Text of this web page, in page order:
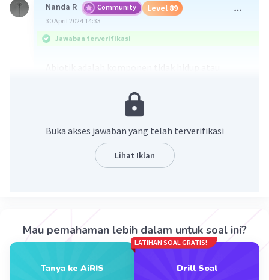
Nanda R Community Level 89
30 April 2024 14:33
Jawaban terverifikasi
kimia) atau benda mati (tidak bernyawa).
Beri Rating
Iklan
Level 58
Beri Rating·0.0(0) Balas
Buka akses jawaban yang telah terverifikasi
Lihat Iklan
Mau pemahaman lebih dalam untuk soal ini?
Tanya ke AiRIS
LATIHAN SOAL GRATIS!
Drill Soal